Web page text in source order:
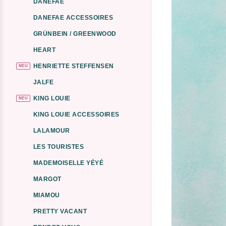
DANEFAE
DANEFAE ACCESSOIRES
GRÜNBEIN / GREENWOOD
HEART
NEU HENRIETTE STEFFENSEN
JALFE
NEU KING LOUIE
KING LOUIE ACCESSOIRES
LALAMOUR
LES TOURISTES
MADEMOISELLE YÉYÉ
MARGOT
MIAMOU
PRETTY VACANT